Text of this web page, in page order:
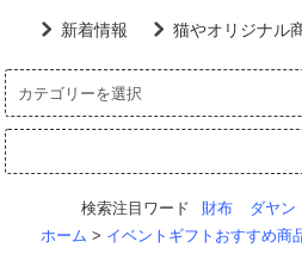
新着情報 猫やオリジナル
検索注目ワード 財布 ダヤン
ホーム > イベントギフトおすすめ商